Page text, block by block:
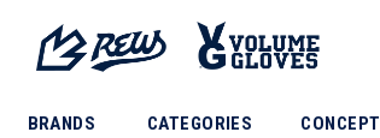
BRANDS CATEGORIES CONCEPT